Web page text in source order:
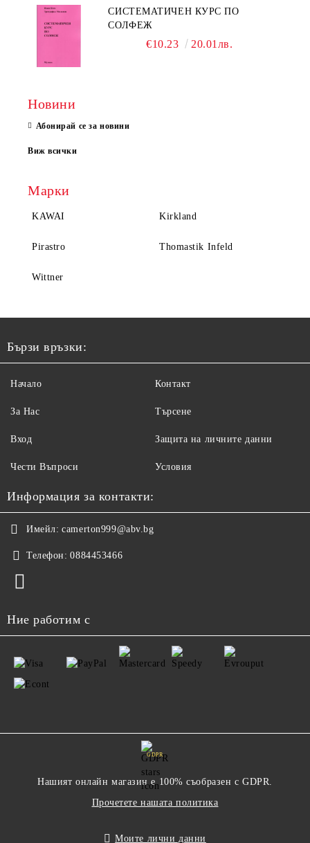
СИСТЕМАТИЧЕН КУРС ПО
СОЛФЕЖ
€10.23 20.01лв.
Новини
Абонирай се за новини
Виж всички
Марки
KAWAI Kirkland
Pirastro Thomastik Infeld
Wittner
Бързи връзки:
Начало
За Нас
Вход
Чести Въпроси
Контакт
Търсене
Защита на личните данни
Условия
Информация за контакти:
Имейл: camerton999@abv.bg
Телефон: 0884453466
Ние работим с
GDPR
Нашият онлайн магазин е 100% съобразен с GDPR.
Прочетете нашата политика
Моите лични данни